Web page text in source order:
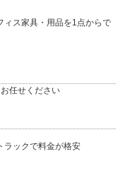
ィス家具・用品を1点からで
任せください
ラックで料金が格安